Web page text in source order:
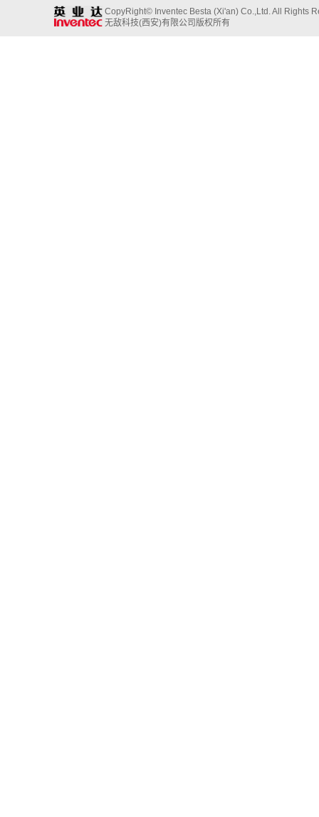
CopyRight© Inventec Besta (Xi'an) Co.,Ltd. All Rights
无敌科技(西安)有限公司版权所有